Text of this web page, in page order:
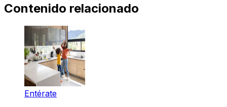
Contenido relacionado
Entérate